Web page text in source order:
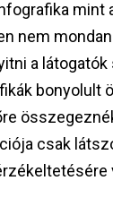
mint
nem
a látogatók
csak